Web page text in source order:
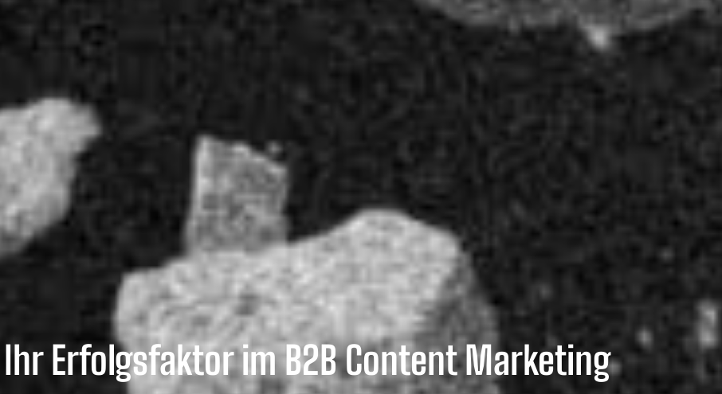
Erfolgsfaktor im B2B Content Marketing